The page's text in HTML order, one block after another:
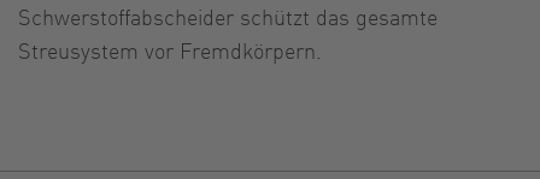
Schwerstoffabscheider schützt das gesamte
Streusystem vor Fremdkörpern.